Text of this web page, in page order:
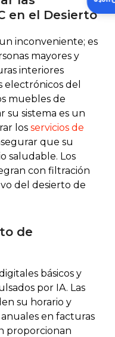
en el Desierto
inconveniente; es
mayores y
interiores
electrónicos del
muebles de
su sistema es un
losservicios de
que su
saludable. Los
con filtración
del desierto de
de
básicos y
por IA. Las
su horario y
en facturas
proporcionan